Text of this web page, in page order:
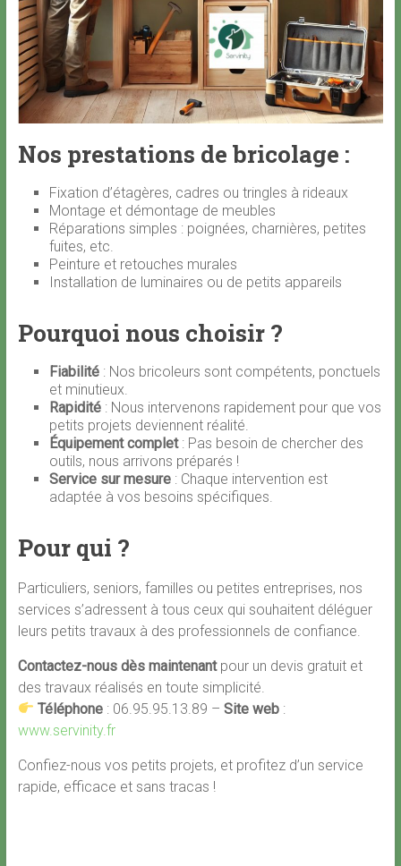
Nos prestations de bricolage :
Fixation d’étagères, cadres ou tringles à rideaux
Montage et démontage de meubles
Réparations simples : poignées, charnières, petites
fuites, etc.
Peinture et retouches murales
Installation de luminaires ou de petits appareils
Pourquoi nous choisir ?
Fiabilité: Nos bricoleurs sont compétents, ponctuels
et minutieux.
Rapidité: Nous intervenons rapidement pour que vos
petits projets deviennent réalité.
Équipement complet: Pas besoin de chercher des
outils, nous arrivons préparés !
Service sur mesure: Chaque intervention est
adaptée à vos besoins spécifiques.
Pour qui ?
Particuliers, seniors, familles ou petites entreprises, nos
services s’adressent à tous ceux qui souhaitent déléguer
leurs petits travaux à des professionnels de confiance.
Contactez-nous dès maintenantpour un devis gratuit et
des travaux réalisés en toute simplicité.
Téléphone: 06.95.95.13.89 – Site web:
www.servinity.fr
Confiez-nous vos petits projets, et profitez d’un service
rapide, efficace et sans tracas !